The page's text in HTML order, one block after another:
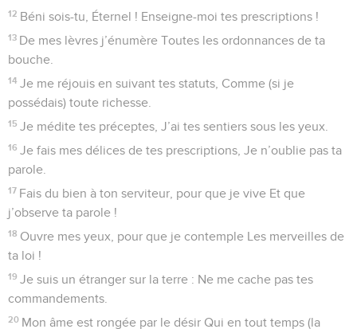
12 Béni sois-tu, Éternel ! Enseigne-moi tes prescriptions !
13 De mes lèvres j’énumère Toutes les ordonnances de ta
bouche.
14 Je me réjouis en suivant tes statuts, Comme (si je
possédais) toute richesse.
15 Je médite tes préceptes, J’ai tes sentiers sous les yeux.
16 Je fais mes délices de tes prescriptions, Je n’oublie pas ta
parole.
17 Fais du bien à ton serviteur, pour que je vive Et que
j’observe ta parole !
18 Ouvre mes yeux, pour que je contemple Les merveilles de
ta loi !
19 Je suis un étranger sur la terre : Ne me cache pas tes
commandements.
20 Mon âme est rongée par le désir Qui en tout temps (la